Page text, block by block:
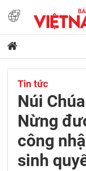
Tin tức
Núi
Nừng
công
sinh